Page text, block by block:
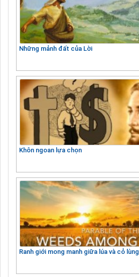
Những mảnh đất của Lời
Khôn ngoan lựa chọn
Ranh giới mong manh giữa lúa và cỏ lùng